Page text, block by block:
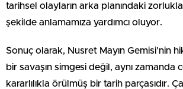
tarihsel olayların arka planındaki
şekilde anlamamıza yardımcı oluyor.
Sonuç olarak, Nusret Mayın Gemisi’nin
bir savaşın simgesi değil, aynı zamanda
kararlılıkla örülmüş bir tarih parçasıdır.